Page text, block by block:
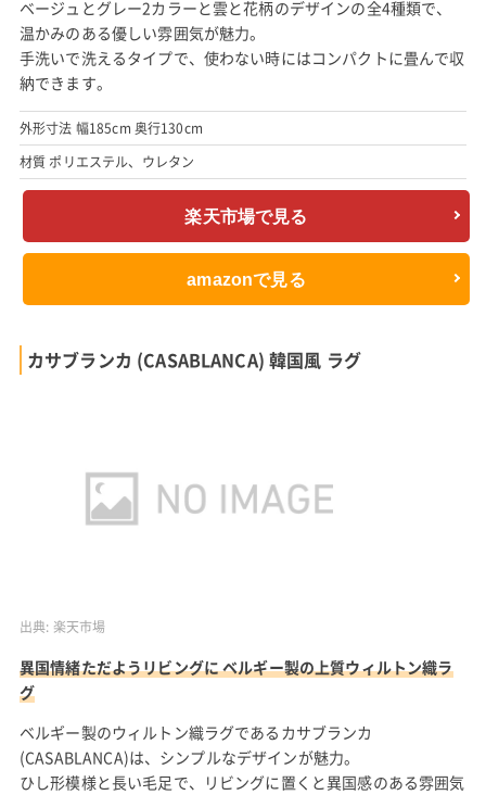
ベージュとグレー2カラーと雲と花柄のデザインの全4種類で、
温かみのある優しい雰囲気が魅力。
手洗いで洗えるタイプで、使わない時にはコンパクトに畳んで収
納できます。
外形寸法 幅185cm 奥行130cm
材質 ポリエステル、ウレタン
楽天市場で見る
amazonで見る
カサブランカ (CASABLANCA) 韓国風 ラグ
出典: 楽天市場
異国情緒ただようリビングに ベルギー製の上質ウィルトン織ラ
グ
ベルギー製のウィルトン織ラグであるカサブランカ
(CASABLANCA)は、シンプルなデザインが魅力。
ひし形模様と長い毛足で、リビングに置くと異国感のある雰囲気